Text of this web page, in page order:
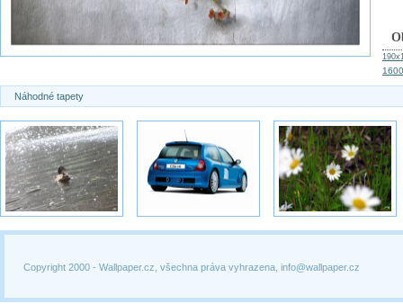
Náhodné tapety
Copyright 2000 - Wallpaper.cz, všechna práva vyhrazena, info@wallpaper.cz